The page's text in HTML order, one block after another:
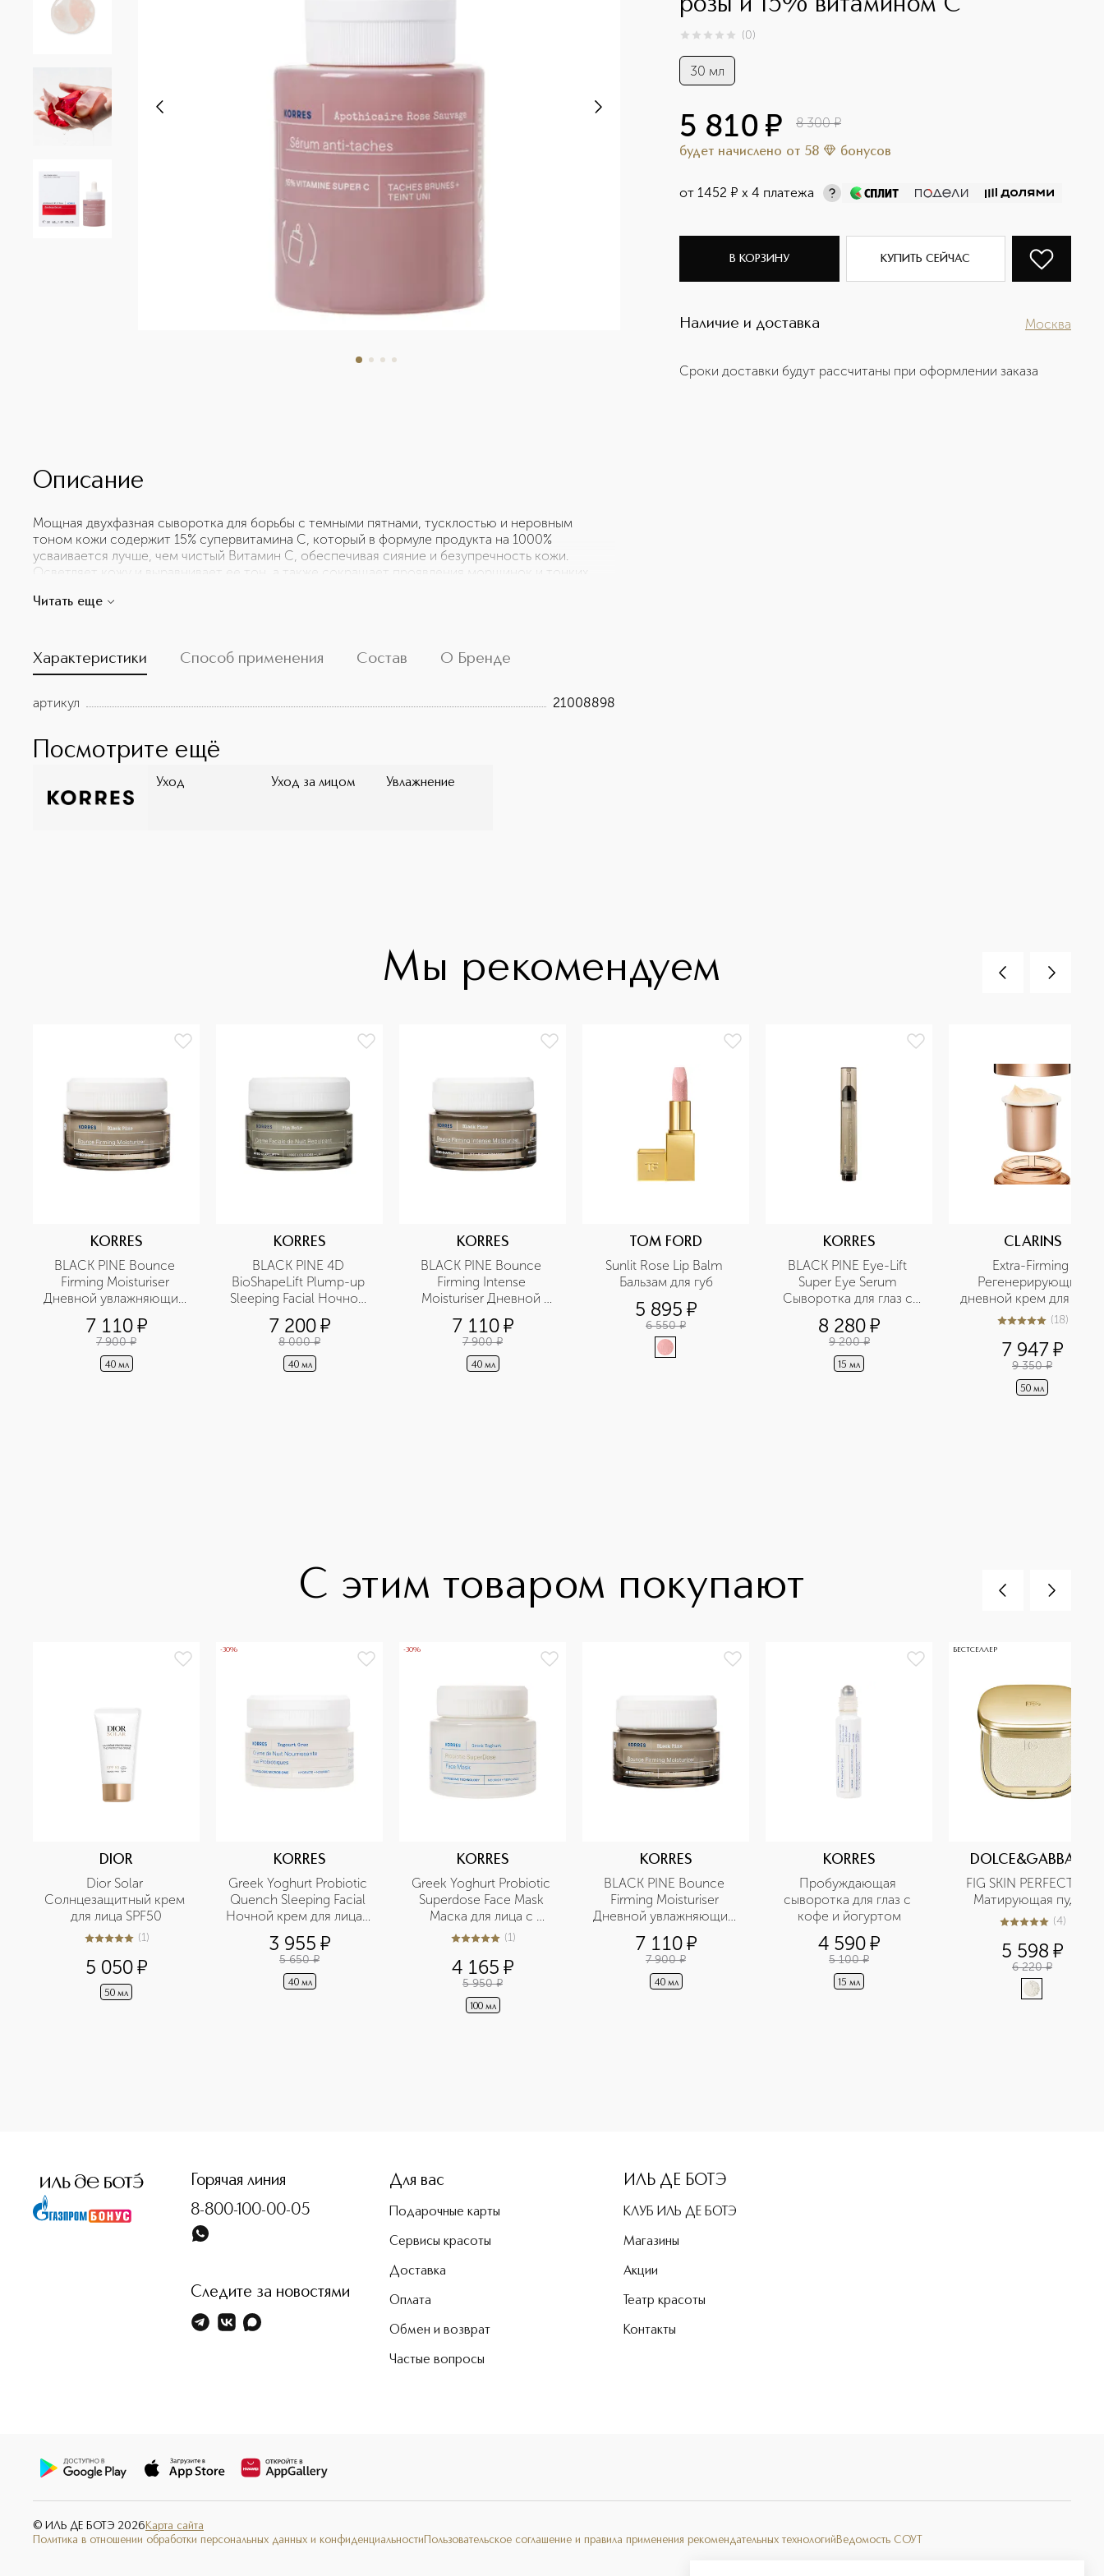
розы и 15% витамином С
0из 0 (0)
30 мл
5 810 ¤ 8 300 ¤
будет начислено от 58 бонусов
от 1452 ¤ х 4 платежа
В КОРЗИНУ КУПИТЬ СЕЙЧАС
Наличие и доставка Москва
Сроки доставки будут рассчитаны при оформлении заказа
Описание
Мощная двухфазная сыворотка для борьбы с темными пятнами, тусклостью и неровным
тоном кожи содержит 15% супервитамина С, который в формуле продукта на 1000%
усваивается лучше, чем чистый Витамин С, обеспечивая сияние и безупречность кожи.
Осветляет кожу и выравнивает ее тон, а также сокращает проявления морщинок и тонких
компонентов. Хранить вдали от прямых солнечных лучей. ОТДУШКА И ЦВЕТ БЛАГОДАРЯ 100%
компонентов.
Читать еще
Характеристики Способ применения Состав О Бренде
артикул 21008898
Посмотрите ещё
Уход Уход за лицом Увлажнение
Мы рекомендуем
KORRES
BLACK PINE Bounce
Firming Moisturiser
Дневной увлажняющий
крем для нормальной и
комбинированной кожи
с экстрактом чёрной
сосны
7 110¤
7 900 ¤
40 мл
KORRES
BLACK PINE 4D
BioShapeLift Plump-up
Sleeping Facial Ночной
увлажняющий крем,
укрепляющий овал
лица, с экстрактом
чёрной сосны
7 200¤
8 000 ¤
40 мл
KORRES
BLACK PINE Bounce
Firming Intense
Moisturiser Дневной
увлажняющий крем,
укрепляющий овал
лица, для сухой кожи
7 110¤
7 900 ¤
40 мл
TOM FORD
Sunlit Rose Lip Balm
Бальзам для губ
5 895 ¤
6 550 ¤
KORRES
BLACK PINE Eye-Lift
Super Eye Serum
Сыворотка для глаз с
эффектом лифтинга с
экстрактом чёрной
сосны
8 280¤
9 200 ¤
15 мл
CLARINS
Extra-Firming
Регенерирующий
дневной крем для лица
для сухой кожи
5из 518 (18)
7 947¤
9 350 ¤
50 мл
С этим товаром покупают
DIOR
Dior Solar
Солнцезащитный крем
для лица SPF50
5из 51 (1)
5 050¤
50 мл
-30%
KORRES
Greek Yoghurt Probiotic
Quench Sleeping Facial
Ночной крем для лица с
пробиотиками и
йогуртом
3 955 ¤
5 650 ¤
40 мл
-30%
KORRES
Greek Yoghurt Probiotic
Superdose Face Mask
Маска для лица с
пробиотиками и
5из 51 (1)
4 165 ¤
5 950 ¤
100 мл
KORRES
BLACK PINE Bounce
Firming Moisturiser
Дневной увлажняющий
крем для нормальной и
комбинированной кожи
с экстрактом чёрной
сосны
7 110¤
7 900 ¤
40 мл
KORRES
Пробуждающая
сыворотка для глаз с
кофе и йогуртом
4 590¤
5 100 ¤
15 мл
БЕСТСЕЛЛЕР
DOLCE&GABBANA
FIG SKIN PERFECTOR
Матирующая пудра
4.8из54 (4)
5 598 ¤
6 220 ¤
Горячая линия
8-800-100-00-05
Следите за новостями
Для вас
Подарочные карты
Сервисы красоты
Доставка
Оплата
Обмен и возврат
Частые вопросы
ИЛЬ ДЕ БОТЭ
КЛУБ ИЛЬ ДЕ БОТЭ
Магазины
Акции
Театр красоты
Контакты
© ИЛЬ ДЕ БОТЭ 2026 Карта сайта
Политика в отношении обработки персональных данных и конфиденциальности Пользовательское соглашение и правила применения рекомендательных технологий Ведомость СОУТ